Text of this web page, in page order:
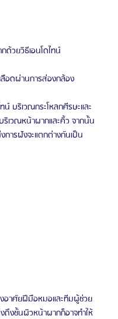
วยวิธีเอนโดไทน์
อดผ่านการส่องกล้อง
บริเวณกระโหลกศีรษะและ
ริเวณหน้าผากและคิ้ว จากนั้น
การฝังจะแตกต่างกันเป็น
อาศัยฝีมือหมอและทีมผู้ช่วย
ถึงชั้นผิวหน้าผากก็อาจทำให้